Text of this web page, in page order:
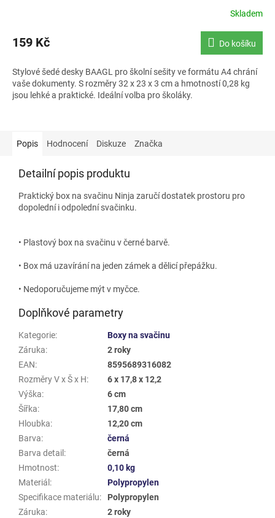
Skladem
159 Kč Do košíku
Stylové šedé desky BAAGL pro školní sešity ve formátu A4 chrání
vaše dokumenty. S rozměry 32 x 23 x 3 cm a hmotností 0,28 kg
jsou lehké a praktické. Ideální volba pro školáky.
Popis Hodnocení Diskuze Značka
Detailní popis produktu
Praktický box na svačinu Ninja zaručí dostatek prostoru pro
dopolední i odpolední svačinku.
• Plastový box na svačinu v černé barvě.
• Box má uzavírání na jeden zámek a dělicí přepážku.
• Nedoporučujeme mýt v myčce.
Doplňkové parametry
Kategorie:
Boxy na svačinu
Záruka:
2 roky
EAN:
8595689316082
Rozměry V x Š x H:
6 x 17,8 x 12,2
Výška:
6 cm
Šířka:
17,80 cm
Hloubka:
12,20 cm
Barva:
černá
Barva detail :
černá
Hmotnost:
0,10 kg
Materiál :
Polypropylen
Specifikace materiálu:
Polypropylen
Záruka:
2 roky